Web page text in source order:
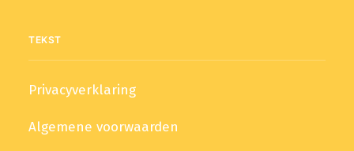
TEKST
Privacyverklaring
Algemene voorwaarden